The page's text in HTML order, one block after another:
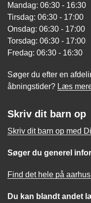
Mandag: 06:30 - 16:30
Tirsdag: 06:30 - 17:00
Onsdag: 06:30 - 17:00
Torsdag: 06:30 - 17:00
Fredag: 06:30 - 16:30
Søger du efter en
åbningstider? Læs
Skriv dit barn op
Skriv dit barn op med
Søger du generel
Find det hele på
Du kan blandt andet